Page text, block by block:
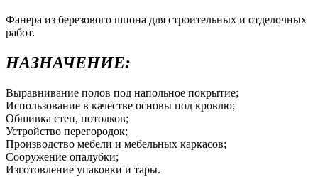
Фанера из березового шпона для строительных и отделочных
работ.
НАЗНАЧЕНИЕ:
Выравнивание полов под напольное покрытие;
Использование в качестве основы под кровлю;
Обшивка стен, потолков;
Устройство перегородок;
Производство мебели и мебельных каркасов;
Сооружение опалубки;
Изготовление упаковки и тары.